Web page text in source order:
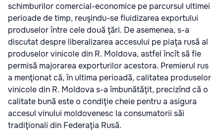
schimburilor comercial-economice pe parcursul ultimei
perioade de timp, reuşindu-se fluidizarea exportului
produselor între cele două ţări. De asemenea, s-a
discutat despre liberalizarea accesului pe piaţa rusă al
produselor vinicole din R. Moldova, astfel încît să fie
permisă majorarea exporturilor acestora. Premierul rus
a menţionat că, în ultima perioadă, calitatea produselor
vinicole din R. Moldova s-a îmbunătăţit, precizînd că o
calitate bună este o condiţie cheie pentru a asigura
accesul vinului moldovenesc la consumatorii săi
tradiţionali din Federaţia Rusă.